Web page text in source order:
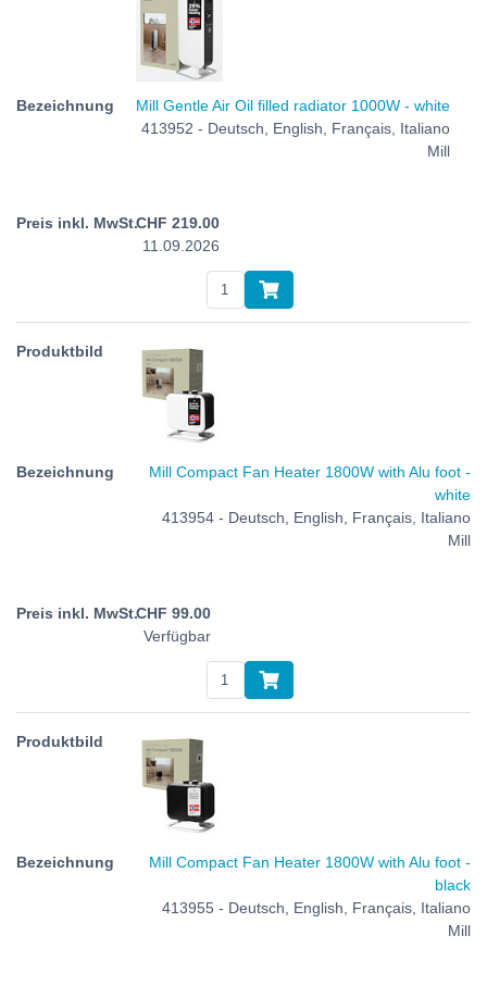
Mill Gentle Air Oil filled radiator 1000W - white
413952 - Deutsch, English, Français, Italiano
Mill
CHF 219.00
11.09.2026
Mill Compact Fan Heater 1800W with Alu foot -
white
413954 - Deutsch, English, Français, Italiano
Mill
CHF 99.00
Verfügbar
Mill Compact Fan Heater 1800W with Alu foot -
black
413955 - Deutsch, English, Français, Italiano
Mill